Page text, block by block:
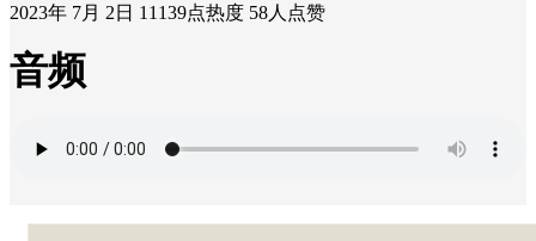
2023年 7月 2日 11139点热度 58人点赞
音频